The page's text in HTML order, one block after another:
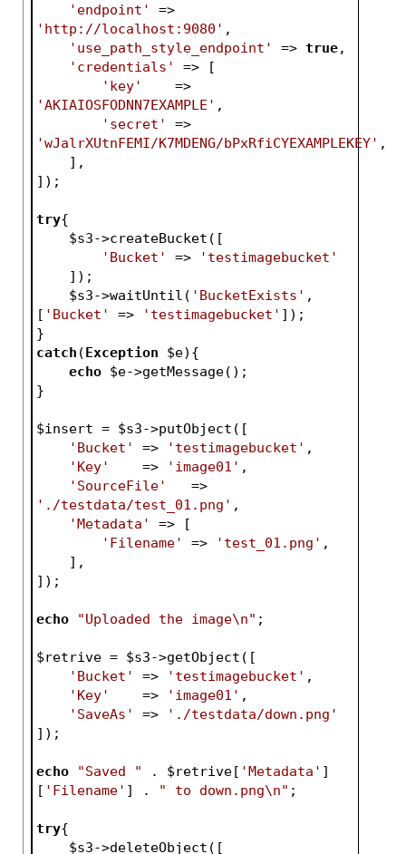
'endpoint'
'http://localhost:9080' ,
'use_path_style_endpoint'
=> true,
'credentials'
=> [
'key'
'AKIAIOSFODNN7EXAMPLE' ,
'secret'
'wJalrXUtnFEMI/K7MDENG/bPxRfiCYEXAMPLEKEY' ,
    ],
]);
try{
$s3->createBucket([
'Bucket'
=>
'testimagebucket'
    ]);
$s3->waitUntil( 'BucketExists' ,
[ 'Bucket' => 'testimagebucket' ]);
}
catch (Exception $e){
echo $e->getMessage();
}
$insert = $s3->putObject([
'Bucket'
=> 'testimagebucket' ,
'Key'
    =>
'image01' ,
'SourceFile'
'./testdata/test_01.png' ,
'Metadata'
=> [
'Filename'
=> 'test_01.png' ,
    ],
]);
echo "Uploaded the image\n" ;
$retrive = $s3->getObject([
'Bucket'
=> 'testimagebucket' ,
'Key'
    =>
'image01' ,
'SaveAs'
=>
'./testdata/down.png'
]);
echo "Saved " . $retrive[ 'Metadata' ]
[ 'Filename' ] . " to down.png\n" ;
try{
$s3->deleteObject([